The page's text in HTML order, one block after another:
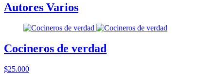
Autores Varios
Cocineros de verdad
$25.000